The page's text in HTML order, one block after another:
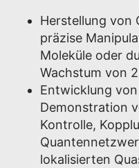
Herstellung von
präzise
Moleküle oder
Wachstum von
Entwicklung
Demonstration
Kontrolle,
lokalisierten